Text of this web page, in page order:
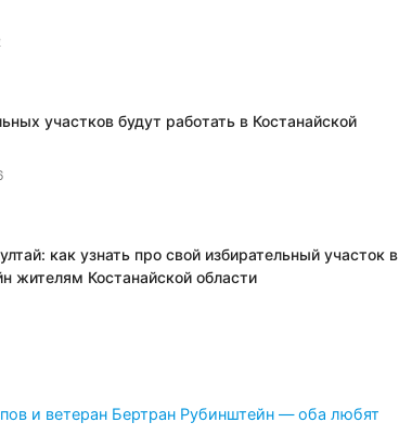
участков будут работать в Костанайской
как узнать про свой избирательный участок в
жителям Костанайской области
и ветеран Бертран Рубинштейн — оба любят